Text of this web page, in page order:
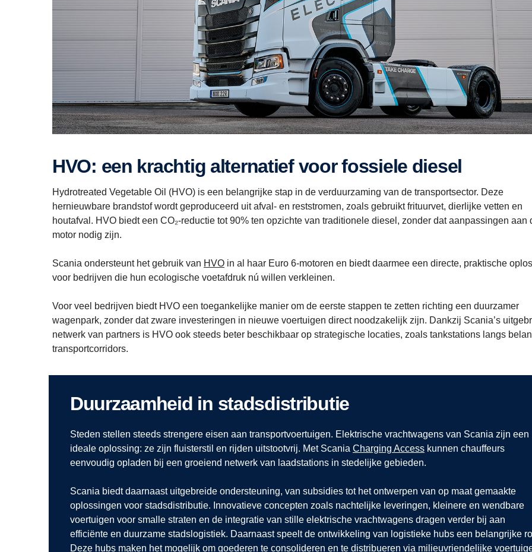
HVO: een krachtig alternatief voor fossiele diesel
Hydrotreated Vegetable Oil (HVO) is een belangrijke stap in de verduurzaming van de transportsector. Deze
hernieuwbare brandstof wordt geproduceerd uit afval- en reststromen, zoals gebruikt frituurvet, dierlijke vetten en
houtafval. HVO biedt een CO₂-reductie tot 90% ten opzichte van traditionele diesel, zonder dat aanpassingen aan
motor nodig zijn.
Scania ondersteunt het gebruik van HVO in al haar Euro 6-motoren en biedt daarmee een directe, praktische
voor bedrijven die hun ecologische voetafdruk nú willen verkleinen.
Voor veel bedrijven biedt HVO een toegankelijke manier om de eerste stappen te zetten richting een duurzamer
wagenpark, zonder dat zware investeringen in nieuwe voertuigen direct noodzakelijk zijn. Dankzij Scania’s
netwerk van partners is HVO ook steeds beter beschikbaar op strategische locaties, zoals tankstations langs
transportcorridors.
Duurzaamheid in stadsdistributie
Steden stellen steeds strengere eisen aan transportvoertuigen. Elektrische vrachtwagens van Scania zijn een
ideale oplossing: ze zijn fluisterstil en rijden uitstootvrij. Met Scania Charging Access kunnen chauffeurs
eenvoudig opladen bij een groeiend netwerk van laadstations in stedelijke gebieden.
Scania biedt daarnaast uitgebreide ondersteuning, van subsidies tot het ontwerpen van op maat gemaakte
oplossingen voor stadsdistributie. Innovatieve concepten zoals nachtelijke leveringen, kleinere en wendbare
voertuigen voor smalle straten en de integratie van stille elektrische vrachtwagens dragen verder bij aan
efficiënte en duurzame stadslogistiek. Daarnaast speelt de ontwikkeling van logistieke hubs een belangrijke
Deze hubs maken het mogelijk om goederen te consolideren en te distribueren via milieuvriendelijke